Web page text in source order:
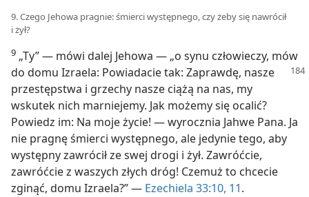
9. Czego Jehowa pragnie: śmierci występnego, czy żeby się nawrócił
i żył?
9 „Ty” — mówi dalej Jehowa — „o synu człowieczy, mów
do domu Izraela: Powiadacie tak: Zaprawdę, nasze
przestępstwa i grzechy nasze ciążą na nas, my
wskutek nich marniejemy. Jak możemy się ocalić?
Powiedz im: Na moje życie! — wyrocznia Jahwe Pana. Ja
nie pragnę śmierci występnego, ale jedynie tego, aby
występny zawrócił ze swej drogi i żył. Zawróćcie,
zawróćcie z waszych złych dróg! Czemuż to chcecie
zginąć, domu Izraela?” — Ezechiela 33:10, 11.